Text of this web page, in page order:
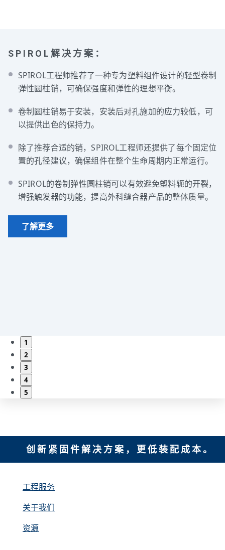
SPIROL解决方案：
SPIROL工程师推荐了一种专为塑料组件设计的轻型卷制
弹性圆柱销，可确保强度和弹性的理想平衡。
卷制圆柱销易于安装，安装后对孔施加的应力较低，可
以提供出色的保持力。
除了推荐合适的销，SPIROL工程师还提供了每个固定位
置的孔径建议，确保组件在整个生命周期内正常运行。
SPIROL的卷制弹性圆柱销可以有效避免塑料轭的开裂，
增强触发器的功能，提高外科缝合器产品的整体质量。
了解更多
1
2
3
4
5
创新紧固件解决方案，更低装配成本。
工程服务
关于我们
资源